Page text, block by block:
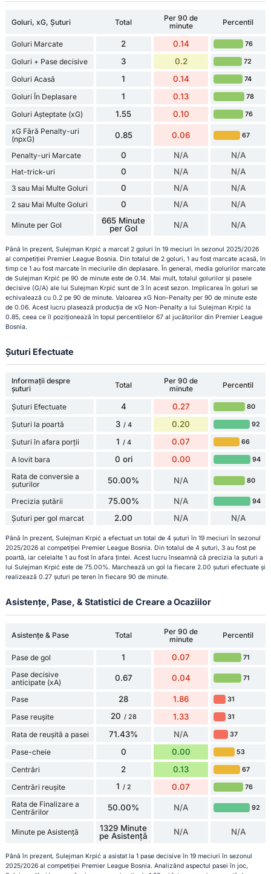
Goluri, xG, Șuturi Total
Per 90 de
minute
Percentil
Goluri Marcate 2 0.14 76
Goluri + Pase decisive 3 0.2 72
Goluri Acasă 1 0.14 74
Goluri În Deplasare 1 0.13 78
Goluri Așteptate (xG) 1.55 0.10 76
xG Fără Penalty-uri
(npxG)
0.85 0.06 67
Penalty-uri Marcate 0 N/A N/A
Hat-trick-uri 0 N/A N/A
3 sau Mai Multe Goluri 0 N/A N/A
2 sau Mai Multe Goluri 0 N/A N/A
Minute per Gol
665 Minute
per Gol
N/A N/A
Până în prezent, Sulejman Krpić a marcat 2 goluri în 19 meciuri în sezonul 2025/2026
al competiției Premier League Bosnia. Din totalul de 2 goluri, 1 au fost marcate acasă, în
timp ce 1 au fost marcate în meciurile din deplasare. În general, media golurilor marcate
de Sulejman Krpić pe 90 de minute este de 0.14. Mai mult, totalul golurilor și pasele
decisive (G/A) ale lui Sulejman Krpić sunt de 3 în acest sezon. Implicarea în goluri se
echivalează cu 0.2 pe 90 de minute. Valoarea xG Non-Penalty per 90 de minute este
de 0.06. Acest lucru plasează producția de xG Non-Penalty a lui Sulejman Krpić la
0.85, ceea ce îl poziționează în topul percentilelor 67 al jucătorilor din Premier League
Bosnia.
Șuturi Efectuate
Informații despre
șuturi
Total
Per 90 de
minute
Percentil
Șuturi Efectuate 4 0.27 80
Șuturi la poartă 3 / 4 0.20 92
Șuturi în afara porții 1 / 4 0.07 66
A lovit bara 0 ori 0.00 94
Rata de conversie a
șuturilor
50.00% N/A 80
Precizia șutării 75.00% N/A 94
Șuturi per gol marcat 2.00 N/A N/A
Până în prezent, Sulejman Krpić a efectuat un total de 4 șuturi în 19 meciuri în sezonul
2025/2026 al competiției Premier League Bosnia. Din totalul de 4 șuturi, 3 au fost pe
poartă, iar celelalte 1 au fost în afara țintei. Acest lucru înseamnă că precizia la șuturi a
lui Sulejman Krpić este de 75.00%. Marchează un gol la fiecare 2.00 șuturi efectuate și
realizează 0.27 șuturi pe teren în fiecare 90 de minute.
Asistențe, Pase, & Statistici de Creare a Ocaziilor
Asistențe & Pase Total
Per 90 de
minute
Percentil
Pase de gol 1 0.07 71
Pase decisive
anticipate (xA)
0.67 0.04 71
Pase 28 1.86 31
Pase reușite 20 / 28 1.33 31
Rata de reușită a pasei 71.43% N/A 37
Pase-cheie 0 0.00 53
Centrări 2 0.13 67
Centrări reușite 1 / 2 0.07 76
Rata de Finalizare a
Centrărilor
50.00% N/A 92
Minute pe Asistență
1329 Minute
pe Asistență
N/A N/A
Până în prezent, Sulejman Krpić a asistat la 1 pase decisive în 19 meciuri în sezonul
2025/2026 al competiției Premier League Bosnia. Analizând aspectul pasei în joc,